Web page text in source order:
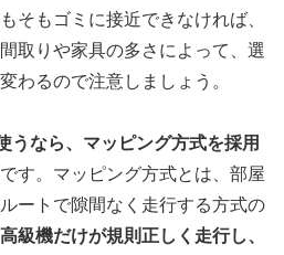
そもゴミに接近できなければ、
取りや家具の多さによって、選
わるので注意しましょう。
うなら、マッピング方式を採用
です。マッピング方式とは、部屋
ートで隙間なく走行する方式の
高級機だけが規則正しく走行し、